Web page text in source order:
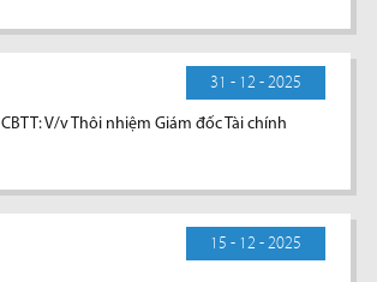
31 - 12 - 2025
CBTT: V/v Thôi nhiệm Giám đốc Tài chính
15 - 12 - 2025